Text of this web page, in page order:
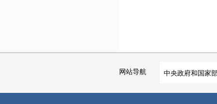
网站导航 中央政府和国家